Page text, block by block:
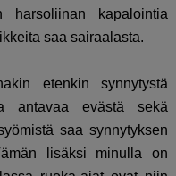
harsoliinan kapalointia
saa sairaalasta.
etenkin synnytystä
antavaa evästä sekä
saa synnytyksen
lisäksi minulla on